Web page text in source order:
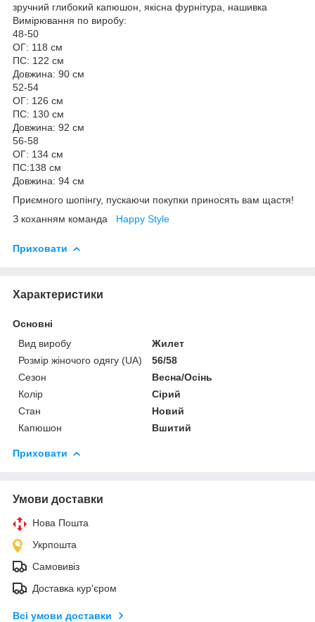
зручний глибокий капюшон, якісна фурнітура, нашивка
Вимірювання по виробу:
48-50
ОГ: 118 см
ПС: 122 см
Довжина: 90 см
52-54
ОГ: 126 см
ПС: 130 см
Довжина: 92 см
56-58
ОГ: 134 см
ПС:138 см
Довжина: 94 см
Приємного шопінгу, пускаючи покупки приносять вам щастя!
З коханням команда Happy Style
Приховати
Характеристики
Основні
Вид виробу
Жилет
Розмір жіночого одягу (UA)
56/58
Сезон
Весна/Осінь
Колір
Сірий
Стан
Новий
Капюшон
Вшитий
Приховати
Умови доставки
Нова Пошта
Укрпошта
Самовивіз
Доставка кур'єром
Всі умови доставки